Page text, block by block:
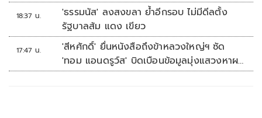
18:37 น.
'ธรรมนัส' ลงสงขลา ย้ำอีกรอบ ไม่มีดีลตั้ง
รัฐบาลส้ม แดง เขียว
17:47 น.
'สีหศักดิ์' ยื่นหนังสือถึงข้าหลวงใหญ่ฯ ซัด
'ทอม แอนดรูว์ส' บิดเบือนข้อมูลมุ่งแสวงหาผล
ประโยชน์ทางการเมือง